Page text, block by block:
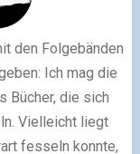
den Folgebänden
Ich mag die
Bücher, die sich
Vielleicht liegt
fesseln konnte,